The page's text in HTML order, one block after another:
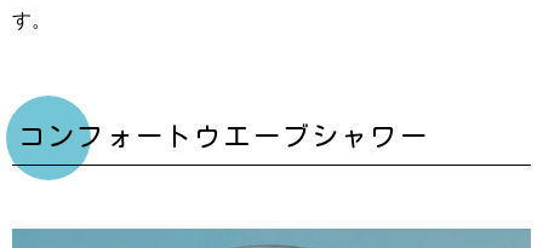
す。
コンフォートウエーブシャワー